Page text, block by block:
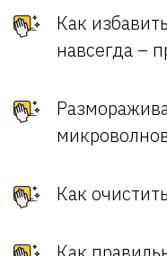
Как
навсегда –
Как